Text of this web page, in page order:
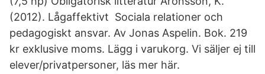
(2012). Lågaffektivt Sociala relationer och
pedagogiskt ansvar. Av Jonas Aspelin. Bok. 219
kr exklusive moms. Lägg i varukorg. Vi säljer ej till
elever/privatpersoner, läs mer här.